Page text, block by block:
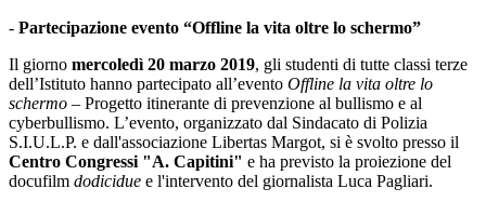
- Partecipazione evento “Offline la vita oltre lo schermo”
Il giorno mercoledì 20 marzo 2019, gli studenti di tutte classi terze
dell’Istituto hanno partecipato all’evento Offline la vita oltre lo
schermo – Progetto itinerante di prevenzione al bullismo e al
cyberbullismo. L’evento, organizzato dal Sindacato di Polizia
S.I.U.L.P. e dall'associazione Libertas Margot, si è svolto presso il
Centro Congressi "A. Capitini" e ha previsto la proiezione del
docufilm dodicidue e l'intervento del giornalista Luca Pagliari.